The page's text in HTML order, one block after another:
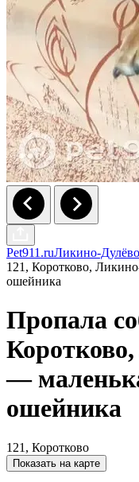
Pet911.ruЛикино-Дулёво
121, Коротково,
ошейника
Пропала
—
ошейника
121, Коротково
Показать на карте